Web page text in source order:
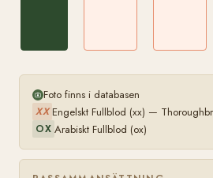
Foto finns i databasen
XX Engelskt Fullblod (xx) —
OX Arabiskt Fullblod (ox)